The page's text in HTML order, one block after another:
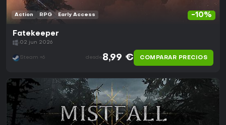
-10%
Action RPG Early Access
Fatekeeper
02 jun 2026
Steam +6 desde 8,99 € COMPARAR PRECIOS